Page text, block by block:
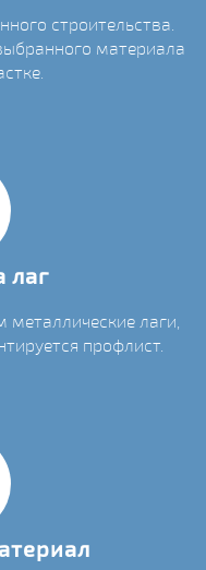
строительства.
материала
лаг
лаги,
профлист.